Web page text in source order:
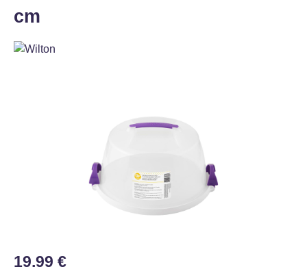
cm
Regulärer Preis:
19,99 €